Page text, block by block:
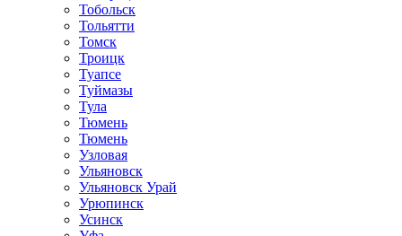
Тобольск
Тольятти
Томск
Троицк
Туапсе
Туймазы
Тула
Тюмень
Тюмень
Узловая
Ульяновск
Ульяновск Урай
Урюпинск
Усинск